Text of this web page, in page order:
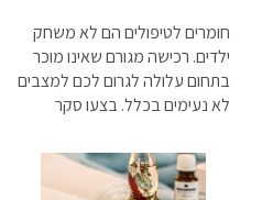
חומרים לטיפולים הם לא משחק
ילדים. רכישה מגורם שאינו מוכר
בתחום עלולה לגרום לכם למצבים
לא נעימים בכלל. בצעו סקר
בכל אמצעי הזהירות שיאפשרו
לכם למצוא ספק מקצועי ברמה